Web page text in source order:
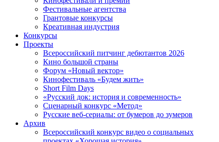
Фестивальные агентства
Грантовые конкурсы
Креативная индустрия
Конкурсы
Проекты
Всероссийский питчинг дебютантов 2026
Кино большой страны
Форум «Новый вектор»
Кинофестиваль «Будем жить»
Short Film Days
«Русский док: история и современность»
Сценарный конкурс «Метод»
Русские веб-сериалы: от бумеров до зумеров
Архив
Всероссийский конкурс видео о социальных